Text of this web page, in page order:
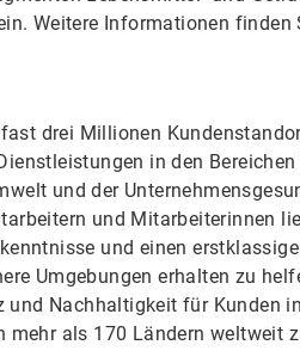
Weitere Informationen finden
drei Millionen
in den
und der
und Mitarbeiterinnen
und einen
Umgebungen erhalten zu
Nachhaltigkeit für Kunden
mehr als 170 Ländern weltweit